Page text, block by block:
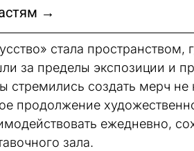
→
стала пространством,
за пределы экспозиции и
стремились создать мерч не
продолжение
ежедневно,
зала.